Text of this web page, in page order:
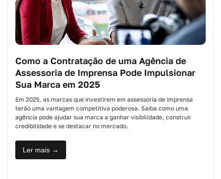
Como a Contratação de uma Agência de
Assessoria de Imprensa Pode Impulsionar
Sua Marca em 2025
Em 2025, as marcas que investirem em assessoria de imprensa
terão uma vantagem competitiva poderosa. Saiba como uma
agência pode ajudar sua marca a ganhar visibilidade, construir
credibilidade e se destacar no mercado.
Ler mais →